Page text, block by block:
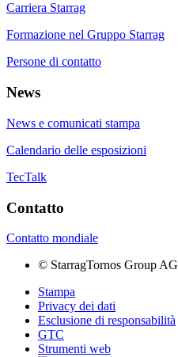
Carriera Starrag
Formazione nel Gruppo Starrag
Persone di contatto
News
News e comunicati stampa
Calendario delle esposizioni
TecTalk
Contatto
Contatto mondiale
© StarragTornos Group AG
Stampa
Privacy dei dati
Esclusione di responsabilità
GTC
Strumenti web